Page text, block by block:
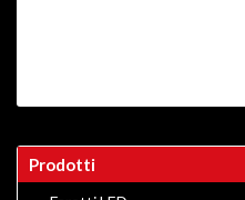
Prodotti